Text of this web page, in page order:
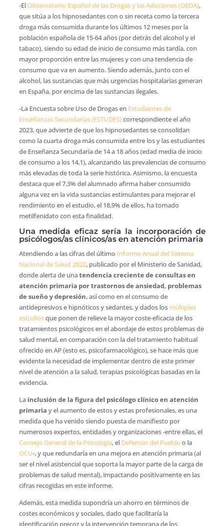
-ElObservatorio Español de las Drogas y las Adicciones (OEDA),
que sitúa a los hipnosedantes con o sin receta como la tercera
droga más consumida durante los últimos 12 meses por la
población española de 15-64 años (por detrás del alcohol y el
tabaco), siendo su edad de inicio de consumo más tardía, con
mayor proporción entre las mujeres y con una tendencia de
consumo que va en aumento. Siendo además, junto con el
alcohol, las sustancias que más urgencias hospitalarias generan
en España, por encima de las sustancias ilegales.
-La Encuesta sobre Uso de Drogas en Estudiantes de
Enseñanzas Secundarias (ESTUDES)correspondiente el año
2023, que advierte de que los hipnosedantes se consolidan
como la cuarta droga más consumida entre los y las estudiantes
de Enseñanza Secundaria de 14 a 18 años (edad media de inicio
de consumo a los 14,1), alcanzando las prevalencias de consumo
más elevadas de toda la serie histórica. Asimismo, la encuesta
destaca que el 7,3% del alumnado afirma haber consumido
alguna vez en la vida sustancias estimulantes para mejorar el
rendimiento en el estudio, el 18,9% de ellos, ha tomado
metilfenidato con esta finalidad.
Una medida eficaz sería la incorporación de
psicólogos/as clínicos/as en atención primaria
Atendiendo a las cifras del último Informe Anual del Sistema
Nacional de Salud 2022, publicado por el Ministerio de Sanidad,
donde alerta de unatendencia creciente de consultas en
atención primaria por trastornos de ansiedad, problemas
de sueño y depresión, así como en el consumo de
antidepresivos e hipnóticos y sedantes, y dados los múltiples
estudiosque ponen de relieve la mayor coste-eficacia de los
tratamientos psicológicos en el abordaje de estos problemas de
salud mental, en comparación con la del tratamiento habitual
ofrecido en AP (esto es, psicofarmacológico), se hace más que
evidente la necesidad de implementar dentro de este primer
nivel de atención a la salud, terapias psicológicas basadas en la
evidencia.
La inclusión de la figura del psicólogo clínico en atención
primaria y el aumento de estos y estas profesionales, es una
medida que ha venido siendo puesta de manifiesto por
numerosos expertos, entidades y organizaciones -entre ellas, el
Consejo General de la Psicología, el Defensor del Pueblo o la
OCU-, y que redundaría en una mejora en atención primaria (al
ser el nivel asistencial que soporta la mayor parte de la carga de
problemas de salud mental), impactando positivamente en las
cifras recogidas en este informe.
Además, esta medida supondría un ahorro en términos de
costes económicos y sociales, dado que facilitaría la
identificación precoz y la intervención temprana de los